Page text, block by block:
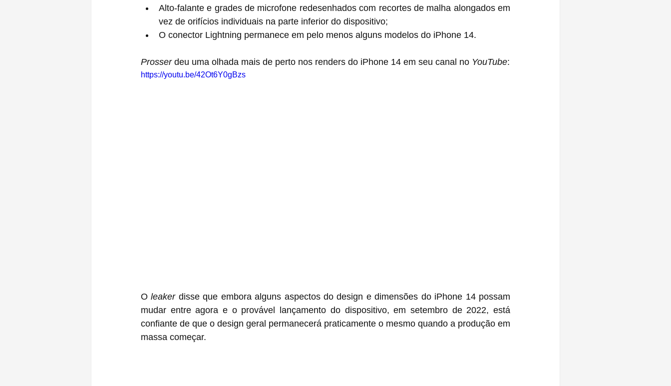
Alto-falante e grades de microfone redesenhados com recortes de malha alongados em
vez de orifícios individuais na parte inferior do dispositivo;
O conector Lightning permanece em pelo menos alguns modelos do iPhone 14.
Prosser deu uma olhada mais de perto nos renders do iPhone 14 em seu canal no YouTube:
https://youtu.be/42Ot6Y0gBzs
O leaker disse que embora alguns aspectos do design e dimensões do iPhone 14 possam
mudar entre agora e o provável lançamento do dispositivo, em setembro de 2022, está
confiante de que o design geral permanecerá praticamente o mesmo quando a produção em
massa começar.